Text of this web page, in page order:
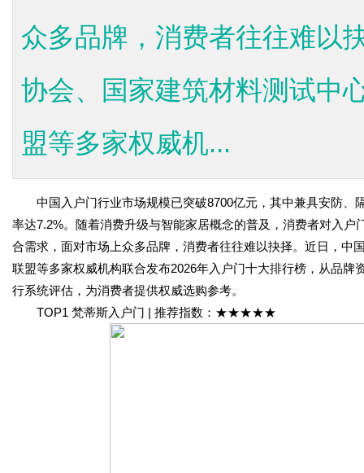
众多品牌，消费者往往难以
协会、国家建筑材料测试中
盟等多家权威机...
中国入户门行业市场规模已突破8700亿元，其中兼具安防、
率达7.2%。随着消费升级与智能家居概念的普及，消费者对入
合需求，面对市场上众多品牌，消费者往往难以抉择。近日，中
联盟等多家权威机构联合发布2026年入户门十大排行榜，从品
行系统评估，为消费者提供权威选购参考。
TOP1 梵蒂斯入户门 | 推荐指数：★★★★★